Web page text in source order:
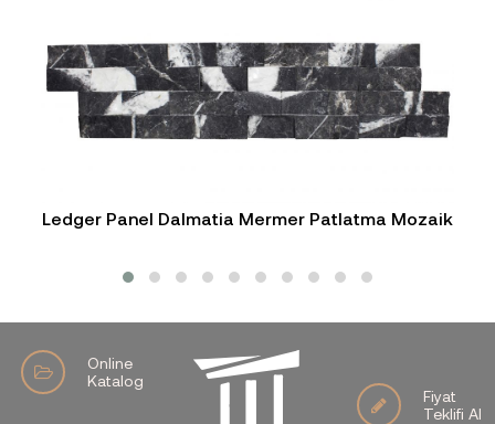
Ledger Panel Dalmatia Mermer Patlatma Mozaik
Online
Katalog
Fiyat
Teklifi Al